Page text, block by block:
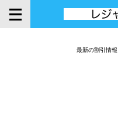
最新の割引情